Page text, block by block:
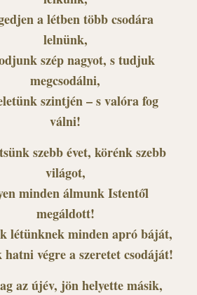
a létben több csodára
lelnünk,
szép nagyot, s tudjuk
megcsodálni,
szintjén – s valóra fog
válni!
szebb évet, körénk szebb
világot,
minden álmunk Istentől
megáldott!
létünknek minden apró báját,
végre a szeretet csodáját!
az újév, jön helyette másik,